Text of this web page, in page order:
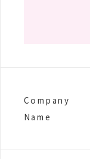
Company
Name